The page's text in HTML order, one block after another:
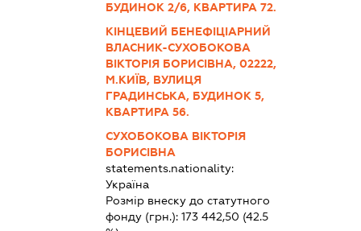
БУДИНОК 2/6, КВАРТИРА 72.
КІНЦЕВИЙ БЕНЕФІЦІАРНИЙ
ВЛАСНИК-СУХОБОКОВА
ВІКТОРІЯ БОРИСІВНА, 02222,
М.КИЇВ, ВУЛИЦЯ
ГРАДИНСЬКА, БУДИНОК 5,
КВАРТИРА 56.
СУХОБОКОВА ВІКТОРІЯ
БОРИСІВНА
statements.nationality:
Україна
Розмір внеску до статутного
фонду (грн.):173 442,50 (42.5